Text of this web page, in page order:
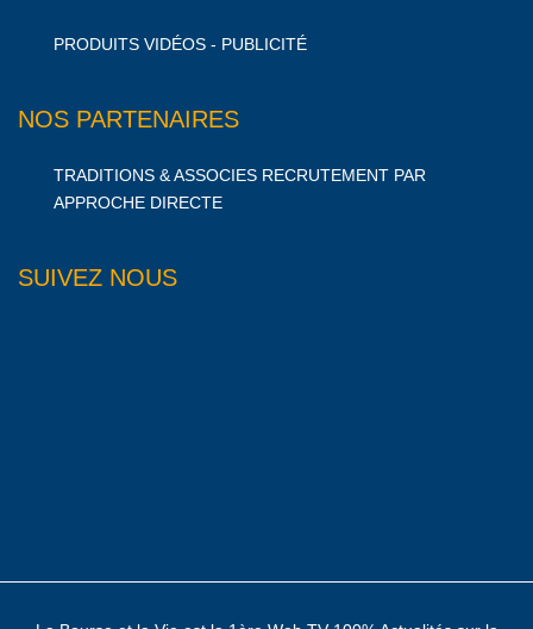
PRODUITS VIDÉOS - PUBLICITÉ
NOS PARTENAIRES
TRADITIONS & ASSOCIES RECRUTEMENT PAR
APPROCHE DIRECTE
SUIVEZ NOUS